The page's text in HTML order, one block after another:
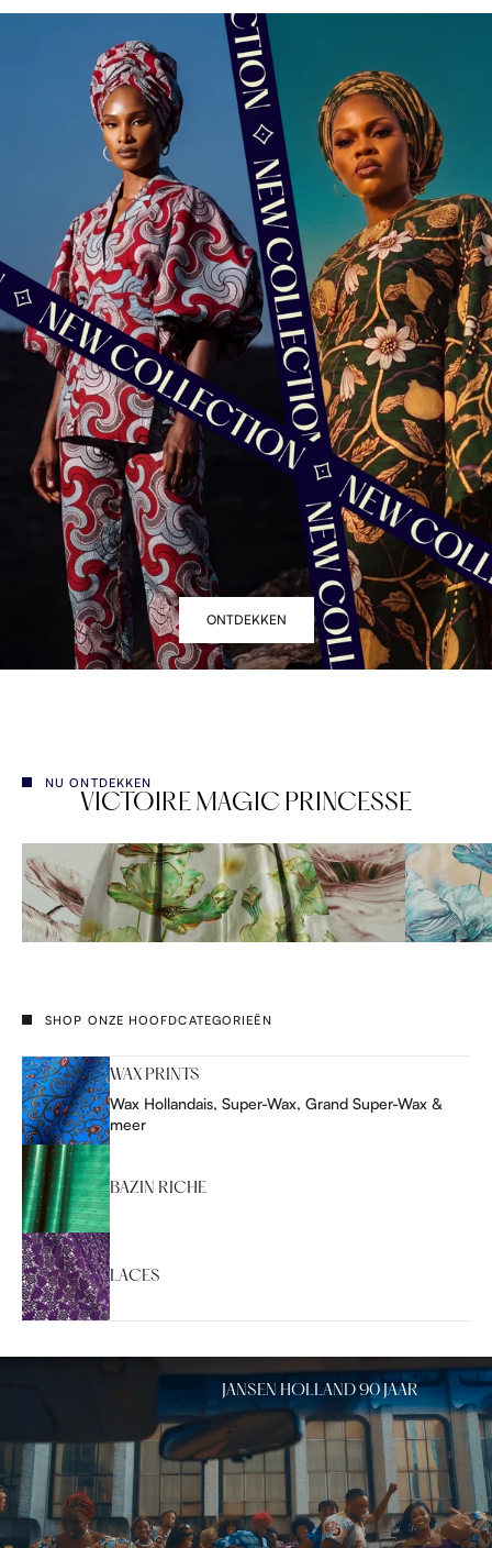
ONTDEKKEN
NU ONTDEKKEN
VICTOIRE MAGIC PRINCESSE
SHOP ONZE HOOFDCATEGORIEËN
WAX PRINTS
Wax Hollandais, Super-Wax, Grand Super-Wax &
meer
BAZIN RICHE
LACES
JANSEN HOLLAND 90 JAAR